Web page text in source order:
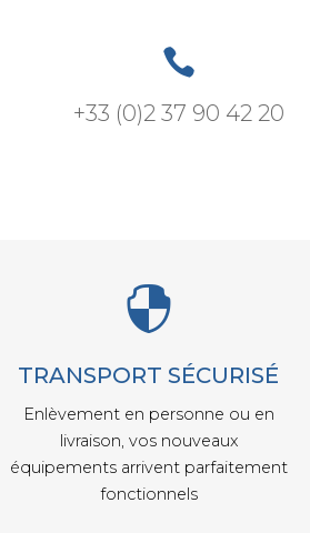

+33 (0)2 37 90 42 20

TRANSPORT SÉCURISÉ
Enlèvement en personne ou en
livraison, vos nouveaux
équipements arrivent parfaitement
fonctionnels